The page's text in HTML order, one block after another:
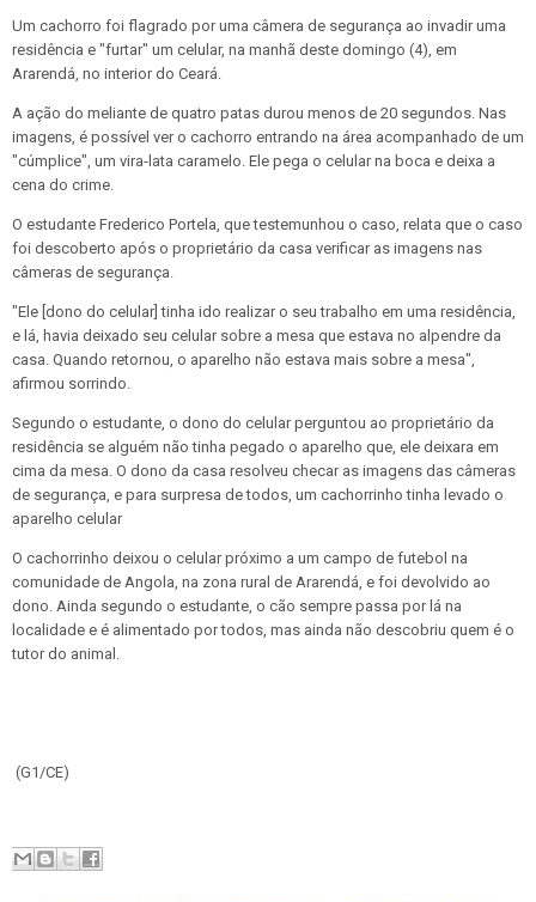
Um cachorro foi flagrado por uma câmera de segurança ao invadir uma
residência e "furtar" um celular, na manhã deste domingo (4), em
Ararendá, no interior do Ceará.
A ação do meliante de quatro patas durou menos de 20 segundos. Nas
imagens, é possível ver o cachorro entrando na área acompanhado de um
"cúmplice", um vira-lata caramelo. Ele pega o celular na boca e deixa a
cena do crime.
O estudante Frederico Portela, que testemunhou o caso, relata que o caso
foi descoberto após o proprietário da casa verificar as imagens nas
câmeras de segurança.
"Ele [dono do celular] tinha ido realizar o seu trabalho em uma residência,
e lá, havia deixado seu celular sobre a mesa que estava no alpendre da
casa. Quando retornou, o aparelho não estava mais sobre a mesa",
afirmou sorrindo.
Segundo o estudante, o dono do celular perguntou ao proprietário da
residência se alguém não tinha pegado o aparelho que, ele deixara em
cima da mesa. O dono da casa resolveu checar as imagens das câmeras
de segurança, e para surpresa de todos, um cachorrinho tinha levado o
aparelho celular
O cachorrinho deixou o celular próximo a um campo de futebol na
comunidade de Angola, na zona rural de Ararendá, e foi devolvido ao
dono. Ainda segundo o estudante, o cão sempre passa por lá na
localidade e é alimentado por todos, mas ainda não descobriu quem é o
tutor do animal.
(G1/CE)